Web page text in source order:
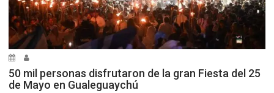
50 mil personas disfrutaron de la gran Fiesta del 25
de Mayo en Gualeguaychú